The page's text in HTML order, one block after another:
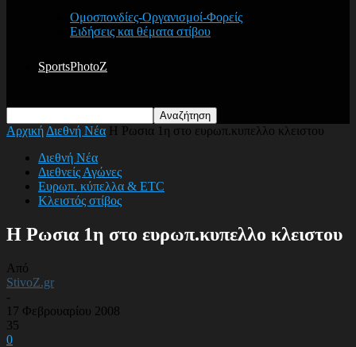
Ομοσπονδίες-Οργανισμοί-Φορείς
Ειδήσεις και θέματα στίβου
SportsPhotoZ
Αρχική Διεθνή Νέα Η Ρωσια 1η στο ευρωπ.κυπελλο κλειστου
Διεθνή Νέα
Διεθνείς Αγώνες
Ευρωπ. κύπελλα & ETC
Κλειστός στίβος
Η Ρωσια 1η στο ευρωπ.κυπελλο κλειστου
Από
StivoZ.gr
-
17 Φεβρουαρίου 2008
35
0